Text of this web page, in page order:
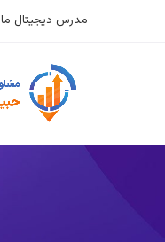
مدرس دیجیتال